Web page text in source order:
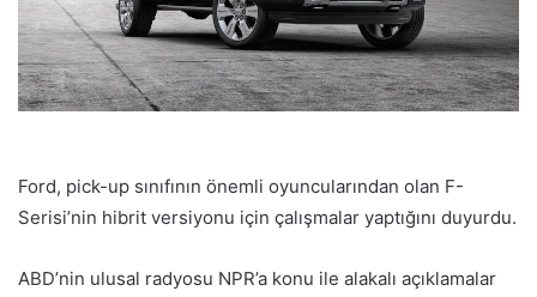
Ford, pick-up sınıfının önemli oyuncularından olan F-
Serisi’nin hibrit versiyonu için çalışmalar yaptığını duyurdu.
ABD’nin ulusal radyosu NPR’a konu ile alakalı açıklamalar